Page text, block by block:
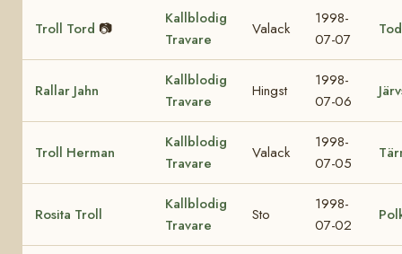
Troll Tord 📷
Kallblodig
Travare
Valack
1998-
07-07
Rallar Jahn
Kallblodig
Travare
Hingst
1998-
07-06
Troll Herman
Kallblodig
Travare
Valack
1998-
07-05
Rosita Troll
Kallblodig
Travare
Sto
1998-
07-02